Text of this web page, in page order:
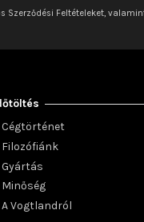
Szerződési Feltételeket,
Cégtörténet
Filozófiánk
Gyártás
Minőség
A Vogtlandról